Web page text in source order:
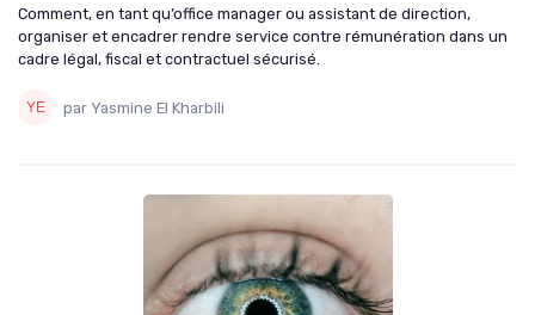
Comment, en tant qu’office manager ou assistant de direction,
organiser et encadrer rendre service contre rémunération dans un
cadre légal, fiscal et contractuel sécurisé.
par Yasmine El Kharbili